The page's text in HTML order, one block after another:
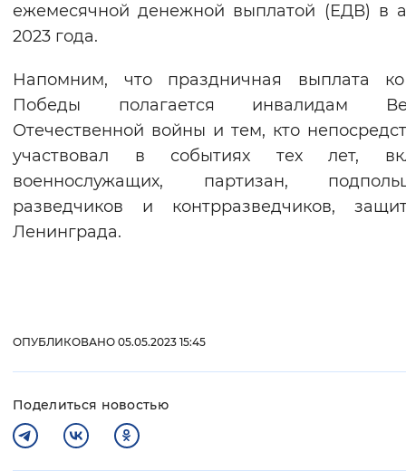
ежемесячной денежной выплатой (ЕДВ) в
2023 года.
Напомним, что праздничная выплата
Победы полагается инвалидам
Отечественной войны и тем, кто
участвовал в событиях тех лет,
военнослужащих, партизан,
разведчиков и контрразведчиков,
Ленинграда.
ОПУБЛИКОВАНО 05.05.2023 15:45
Поделиться новостью